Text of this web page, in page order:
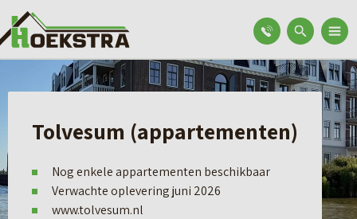
Tolvesum (appartementen)
Nog enkele appartementen beschikbaar
Verwachte oplevering juni 2026
www.tolvesum.nl